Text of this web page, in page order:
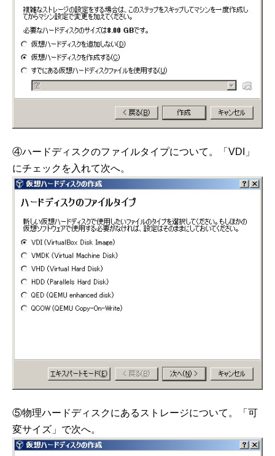
④ハードディスクのファイルタイプについて。「VDI」
にチェックを入れて次へ。
⑤物理ハードディスクにあるストレージについて。「可
変サイズ」で次へ。